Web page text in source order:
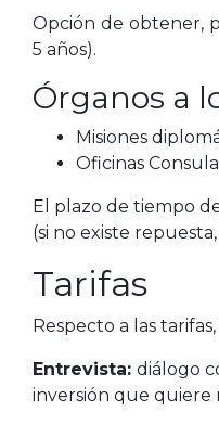
Opción de obtener,
5 años).
Órganos a
Misiones
Oficinas
El plazo de tiempo
(si no existe
Tarifas
Respecto a las
Entrevista:diálogo
inversión que quiere